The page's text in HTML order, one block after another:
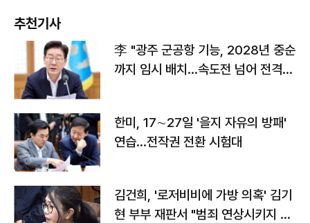
추천기사
李 "광주 군공항 기능, 2028년 중순
까지 임시 배치…속도전 넘어 전격
한미, 17∼27일 '을지 자유의 방패'
연습…전작권 전환 시험대
김건희, '로저비비에 가방 의혹' 김기
현 부부 재판서 "범죄 연상시키지 말